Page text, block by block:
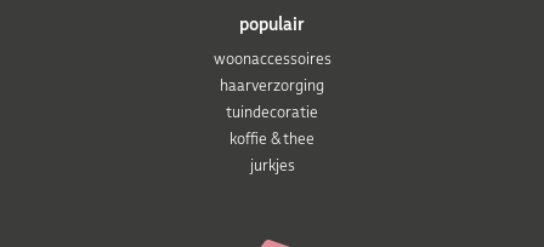
populair
woonaccessoires
haarverzorging
tuindecoratie
koffie & thee
jurkjes